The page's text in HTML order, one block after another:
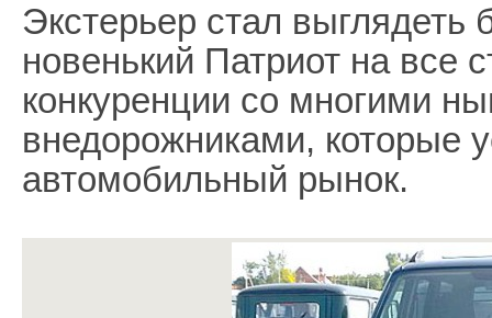
Экстерьер стал выглядеть
новенький Патриот на все
конкуренции со многими
внедорожниками, которые
автомобильный рынок.